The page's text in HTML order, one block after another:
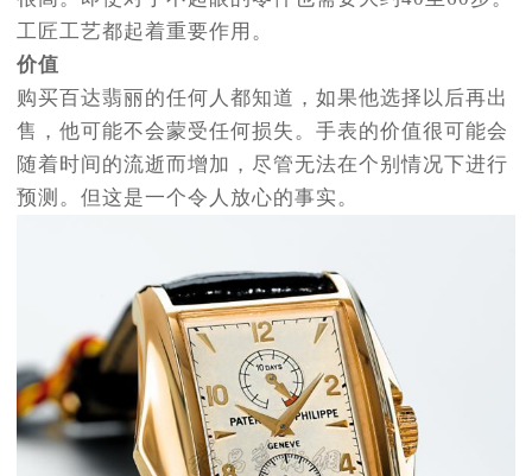
工匠工艺都起着重要作用。
价值
购买百达翡丽的任何人都知道，如果他选择以后再出
售，他可能不会蒙受任何损失。手表的价值很可能会
随着时间的流逝而增加，尽管无法在个别情况下进行
预测。但这是一个令人放心的事实。